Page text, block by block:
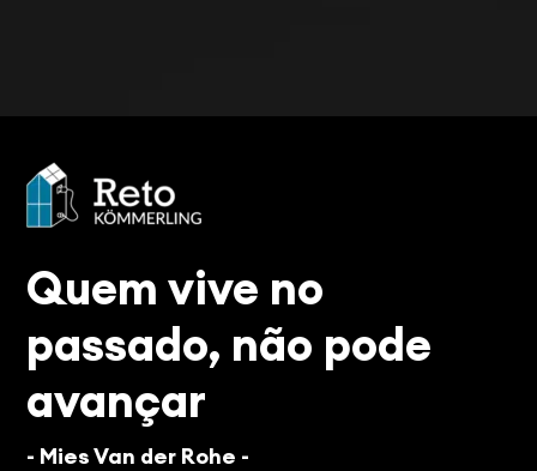
Quem vive no
passado, não pode
avançar
- Mies Van der Rohe -